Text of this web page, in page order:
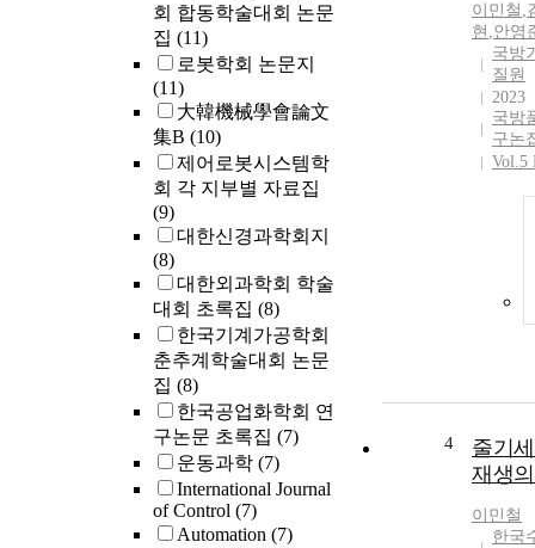
회 합동학술대회 논문
집 (11)
로봇학회 논문지
(11)
大韓機械學會論文
集B (10)
제어로봇시스템학
회 각 지부별 자료집
(9)
대한신경과학회지
(8)
대한외과학회 학술
대회 초록집 (8)
한국기계가공학회
춘추계학술대회 논문
집 (8)
한국공업화학회 연
구논문 초록집 (7)
운동과학 (7)
International Journal
of Control (7)
Automation (7)
이민철 ,
현 ,안영
국방
질원
2023
국방
구논
Vol.5
4
줄기
재생
이민철
한국